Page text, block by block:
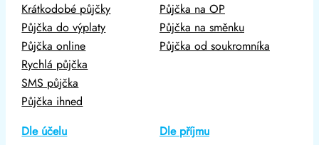
Krátkodobé půjčky
Půjčka do výplaty
Půjčka online
Rychlá půjčka
SMS půjčka
Půjčka ihned
Půjčka na OP
Půjčka na směnku
Půjčka od soukromníka
Dle účelu Dle příjmu